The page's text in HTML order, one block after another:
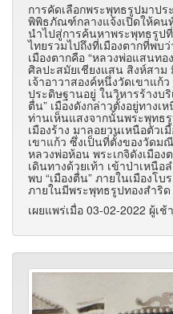
การคัดเลือกพระพุทธรูปมาป
พิพิธภัณฑ์กลางแจ้งเปิดให้คน
นำไปสู่การค้นหาพระพุทธรูปที่
ไทยรวมไปถึงที่เมืองตากที่พบ
เมืองตากคือ “หลวงพ่อแสนท
ศิลปะสมัยเชียงแสน สิงห์สาม
เจ้าอาวาสองค์หนึ่งวัดเขาแก้
ประดิษฐานอยู่ ในวิหารร้างบ
ตื่น” เมืองดังกล่าวตั้งอยู่ทาง
ท่านเห็นแสงจากนั้นพระพุทธ
เมืองร้าง มาลอยวนเหนือตัว
เขาแก้ว ซึ่งเป็นที่ตั้งของวัดม
หลวงพ่อห้อน พระเกจิดังเมือง
เดินทางด้วยเท้า เข้าป่าเหนื
พบ “เมืองตื่น” ภายในเมืองโ
ภายในมีพระพุทธรูปทองสำริ
เผยแพร่เมื่อ 03-02-2022 ผู้เ